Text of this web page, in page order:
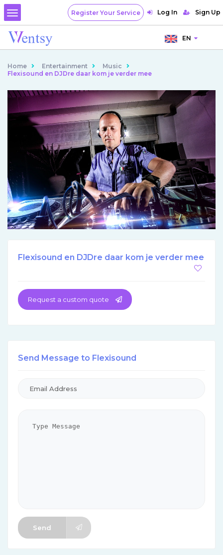
Sign Up
Log In
Register Your Service
EN
Home Entertainment
Music
Flexisound en DJDre daar kom je verder mee
Flexisound en DJDre daar kom je verder mee
Request a custom quote
Send Message to Flexisound
Send